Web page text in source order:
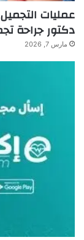
عمليات
دكتور جراحة
مارس 7, 2026